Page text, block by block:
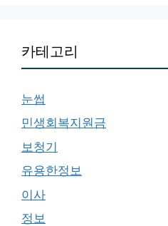
카테고리
눈썹
민생회복지원금
보청기
유용한정보
이사
정보